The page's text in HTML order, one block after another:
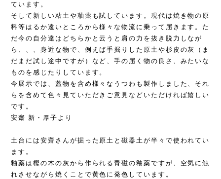
ています。
そして新しい粘土や釉薬も試しています。現代は焼き物の原
料等はるか遠いところから様々な物流に乗って届きます。た
だ今の自分達はどちらかと云うと肩の力を抜き脱力しなが
ら、、、身近な物で、例えば手掘りした原土や杉皮の灰（ま
だまだ試し途中ですが）など、手の届く物の良さ、みたいな
ものを感じたりしています。
今展示では、蓋物を含め様々なうつわも製作しました、それ
らを含めて色々見ていただきご意見などいただければ嬉しい
です。
安齋 新・厚子より
土台には安齋さんが掘った原土と磁器土が半々で使われてい
ます。
釉薬は樫の木の灰から作られる青磁の釉薬ですが、空気に触
れさせながら焼くことで黄色に発色しています。